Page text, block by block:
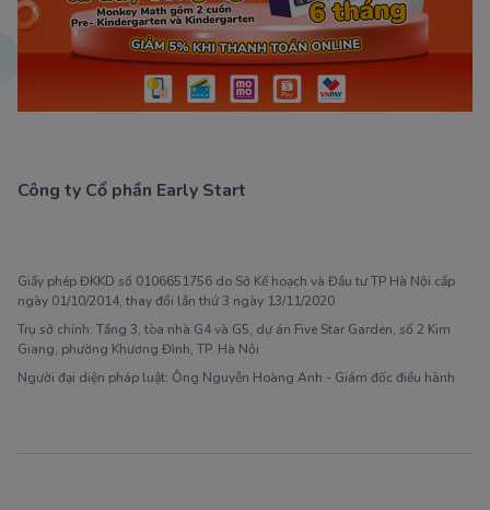
Công ty Cổ phần Early Start
Giấy phép ĐKKD số 0106651756 do Sở Kế hoạch và Đầu tư TP Hà Nội cấp
ngày 01/10/2014, thay đổi lần thứ 3 ngày 13/11/2020
Trụ sở chính: Tầng 3, tòa nhà G4 và G5, dự án Five Star Garden, số 2 Kim
Giang, phường Khương Đình, TP. Hà Nội
Người đại diện pháp luật: Ông Nguyễn Hoàng Anh - Giám đốc điều hành